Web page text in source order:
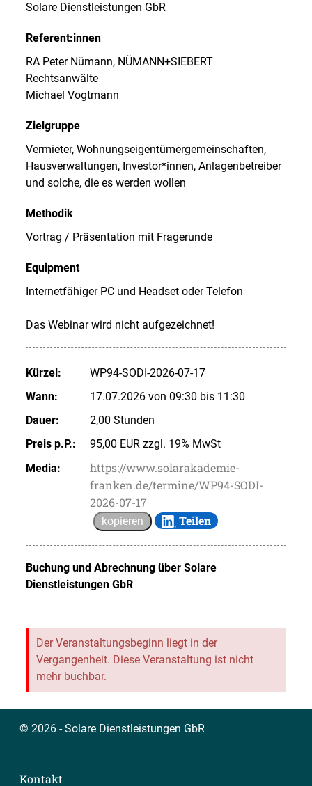
Solare Dienstleistungen GbR
Referent:innen
RA Peter Nümann, NÜMANN+SIEBERT
Rechtsanwälte
Michael Vogtmann
Zielgruppe
Vermieter, Wohnungseigentümergemeinschaften,
Hausverwaltungen, Investor*innen, Anlagenbetreiber
und solche, die es werden wollen
Methodik
Vortrag / Präsentation mit Fragerunde
Equipment
Internetfähiger PC und Headset oder Telefon
Das Webinar wird nicht aufgezeichnet!
Kürzel:
WP94-SODI-2026-07-17
Wann:
17.07.2026 von 09:30 bis 11:30
Dauer:
2,00 Stunden
Preis p.P.:
95,00 EUR zzgl. 19% MwSt
Media:
https://www.solarakademie-
franken.de/termine/WP94-SODI-
2026-07-17
kopieren Teilen
Buchung und Abrechnung über Solare
Dienstleistungen GbR
Der Veranstaltungsbeginn liegt in der
Vergangenheit. Diese Veranstaltung ist nicht
mehr buchbar.
© 2026 - Solare Dienstleistungen GbR
Kontakt